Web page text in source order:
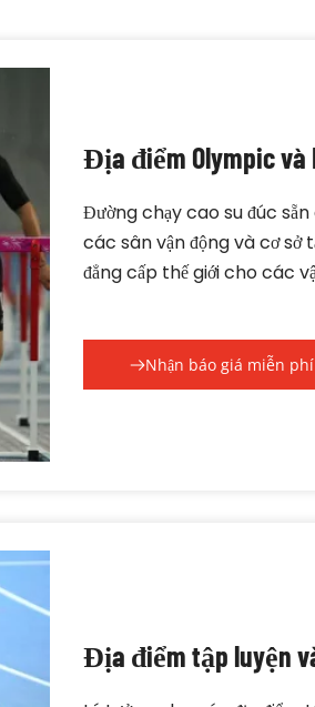
Địa điểm Olympic và
Đường chạy cao su đúc
các sân vận động và cơ sở
đẳng cấp thế giới cho các
Nhận báo giá miễn phí
Địa điểm tập luyện